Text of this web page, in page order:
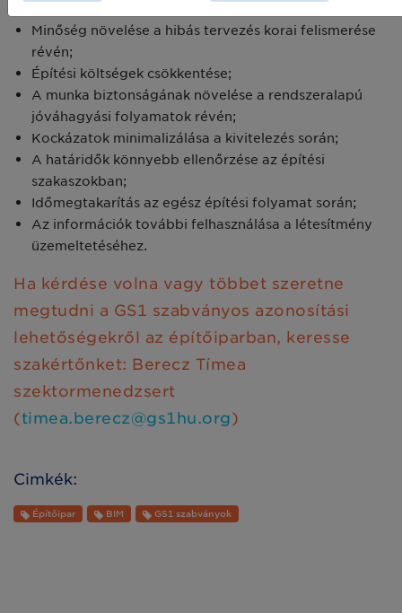
Minőség növelése a hibás tervezés korai felismerése
révén;
Építési költségek csökkentése;
A munka biztonságának növelése a rendszeralapú
jóváhagyási folyamatok révén;
Kockázatok minimalizálása a kivitelezés során;
A határidők könnyebb ellenőrzése az építési
szakaszokban;
Időmegtakarítás az egész építési folyamat során;
Az információk további felhasználása a létesítmény
üzemeltetéséhez.
Ha kérdése volna vagy többet szeretne
megtudni a GS1 szabványos azonosítási
lehetőségekről az építőiparban, keresse
szakértőnket: Berecz Tímea
szektormenedzsert
(timea.berecz@gs1hu.org)
Cimkék:
Építőipar BIM GS1 szabványok